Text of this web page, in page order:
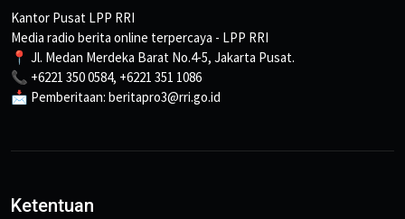
Kantor Pusat LPP RRI
Media radio berita online terpercaya - LPP RRI
📍 Jl. Medan Merdeka Barat No.4-5, Jakarta Pusat.
📞 +6221 350 0584, +6221 351 1086
📩 Pemberitaan: beritapro3@rri.go.id
Ketentuan